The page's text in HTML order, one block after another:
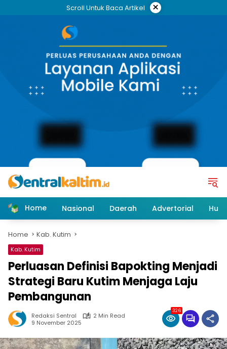
Scroll Untuk Baca Artikel ×
Home Nasional Daerah Advertorial
Home Kab. Kutim
Kab. Kutim
Perluasan Definisi Bapokting Menjadi
Strategi Baru Kutim Menjaga Laju
Pembangunan
Redaksi Sentral
2 Min Read
9 November 2025
326